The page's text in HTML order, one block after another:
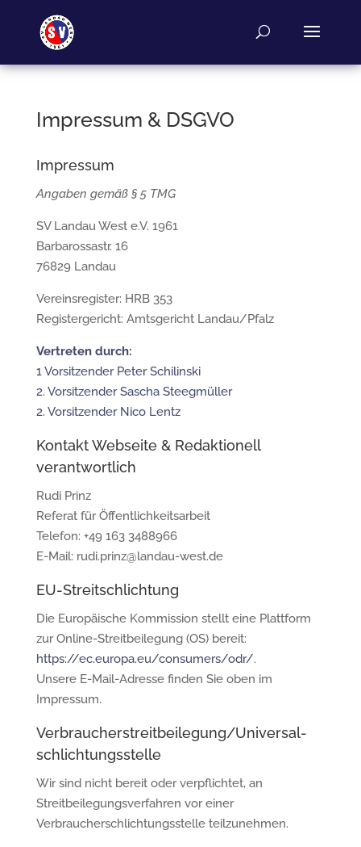
Impressum & DSGVO
Impressum
Angaben gemäß § 5 TMG
SV Landau West e.V. 1961
Barbarossastr. 16
76829 Landau
Vereinsregister: HRB 353
Registergericht: Amtsgericht Landau/Pfalz
Vertreten durch:
1 Vorsitzender Peter Schilinski
2. Vorsitzender Sascha Steegmüller
2. Vorsitzender Nico Lentz
Kontakt Webseite & Redaktionell
verantwortlich
Rudi Prinz
Referat für Öffentlichkeitsarbeit
Telefon: +49 163 3488966
E-Mail: rudi.prinz@landau-west.de
EU-Streitschlichtung
Die Europäische Kommission stellt eine Plattform
zur Online-Streitbeilegung (OS) bereit:
https://ec.europa.eu/consumers/odr/.
Unsere E-Mail-Adresse finden Sie oben im
Impressum.
Verbraucher­streit­beilegung/Universal­
schlichtungs­stelle
Wir sind nicht bereit oder verpflichtet, an
Streitbeilegungsverfahren vor einer
Verbraucherschlichtungsstelle teilzunehmen.